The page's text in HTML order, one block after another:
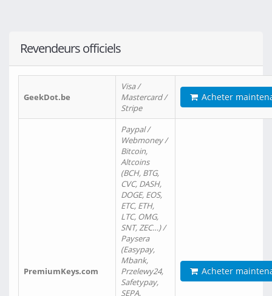
Revendeurs officiels
GeekDot.be
Visa /
Mastercard /
Stripe
Acheter
PremiumKeys.com
Paypal /
Webmoney /
Bitcoin,
Altcoins
(BCH, BTG,
CVC, DASH,
DOGE, EOS,
ETC, ETH,
LTC, OMG,
SNT, ZEC…) /
Paysera
(Easypay,
Mbank,
Przelewy24,
Safetypay,
SEPA,
Acheter